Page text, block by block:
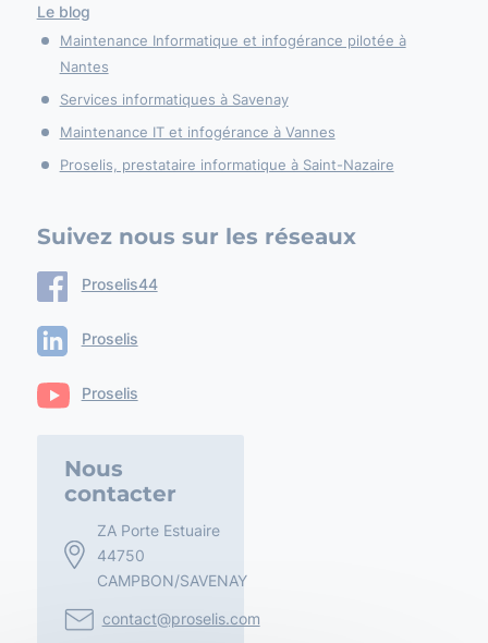
Le blog
Maintenance Informatique et infogérance pilotée à
Nantes
Services informatiques à Savenay
Maintenance IT et infogérance à Vannes
Proselis, prestataire informatique à Saint-Nazaire
Suivez nous sur les réseaux
Proselis44
Proselis
Proselis
Nous
contacter
ZA Porte Estuaire
44750
CAMPBON/SAVENAY
contact@proselis.com